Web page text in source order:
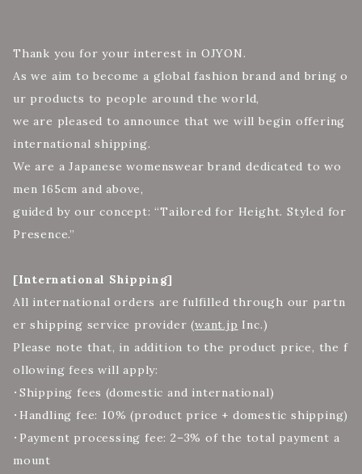
Thank you for your interest in OJYON.
As we aim to become a global fashion brand and bring o
ur products to people around the world,
we are pleased to announce that we will begin offering
international shipping.
We are a Japanese womenswear brand dedicated to wo
men 165cm and above,
guided by our concept: “Tailored for Height. Styled for
Presence.”
[International Shipping]
All international orders are fulfilled through our partn
er shipping service provider (want.jp Inc.)
Please note that, in addition to the product price, the f
ollowing fees will apply:
・Shipping fees (domestic and international)
・Handling fee: 10% (product price + domestic shipping)
・Payment processing fee: 2–3% of the total payment a
mount